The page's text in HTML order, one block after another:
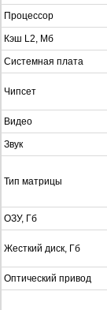
Процессор
Кэш L2, Мб
Системная плата
Чипсет
Видео
Звук
Тип матрицы
ОЗУ, Гб
Жесткий диск, Гб
Оптический привод